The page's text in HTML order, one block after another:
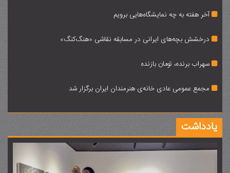
آخر هفته به چه نمایشگاه‌هایی برویم
درخشش بچه‌های ایرانی در مسابقه نقاشی «هنگ‌کنگ»
سهراب برنده، تومان بازنده
مجمع عمومی عادی خانه‌ی هنرمندان ایران برگزار شد
یادداشت